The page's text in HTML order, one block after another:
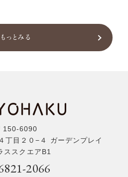
もっとみる
150-6090
丁目２０−４ ガーデンプレイ
ススクエアB1
2066